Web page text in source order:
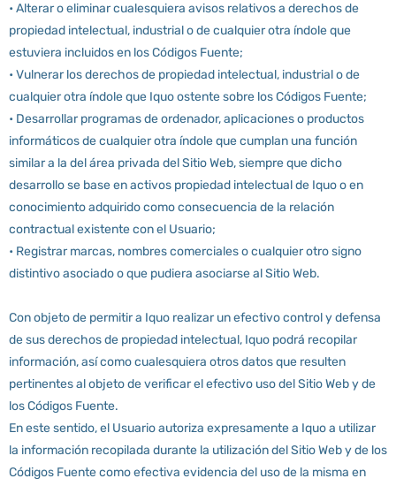
• Alterar o eliminar cualesquiera avisos relativos a derechos de
propiedad intelectual, industrial o de cualquier otra índole que
estuviera incluidos en los Códigos Fuente;
• Vulnerar los derechos de propiedad intelectual, industrial o de
cualquier otra índole que Iquo ostente sobre los Códigos Fuente;
• Desarrollar programas de ordenador, aplicaciones o productos
informáticos de cualquier otra índole que cumplan una función
similar a la del área privada del Sitio Web, siempre que dicho
desarrollo se base en activos propiedad intelectual de Iquo o en
conocimiento adquirido como consecuencia de la relación
contractual existente con el Usuario;
• Registrar marcas, nombres comerciales o cualquier otro signo
distintivo asociado o que pudiera asociarse al Sitio Web.
Con objeto de permitir a Iquo realizar un efectivo control y defensa
de sus derechos de propiedad intelectual, Iquo podrá recopilar
información, así como cualesquiera otros datos que resulten
pertinentes al objeto de verificar el efectivo uso del Sitio Web y de
los Códigos Fuente.
En este sentido, el Usuario autoriza expresamente a Iquo a utilizar
la información recopilada durante la utilización del Sitio Web y de los
Códigos Fuente como efectiva evidencia del uso de la misma en